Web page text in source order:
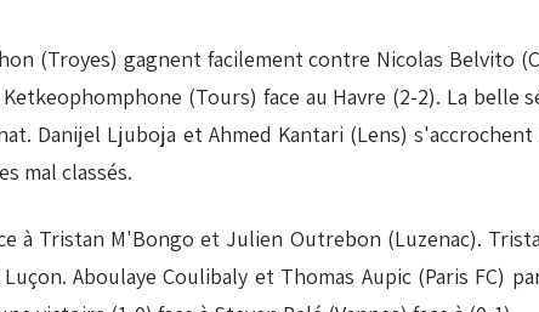
(Troyes) gagnent facilement contre Nicolas Belvito
(Tours) face au Havre (2-2). La
Danijel Ljuboja et Ahmed Kantari (Lens)
mal classés.
à Tristan M'Bongo et Julien Outrebon (Luzenac).
Aboulaye Coulibaly et Thomas Aupic (Paris FC)